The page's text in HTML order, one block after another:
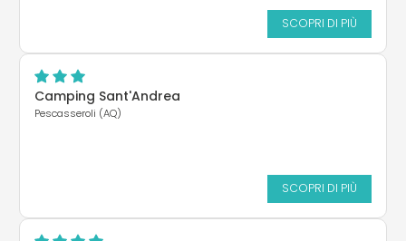
SCOPRI DI PIÙ
Camping Sant'Andrea
Pescasseroli (AQ)
SCOPRI DI PIÙ